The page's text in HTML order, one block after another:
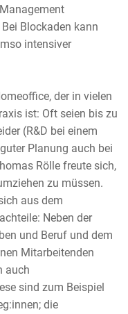
Blockaden kann
intensiver
der in vielen
ist: Oft seien bis zu
(R&D bei einem
Planung auch bei
Rölle freute sich,
zu müssen.
aus dem
Neben der
und Beruf und dem
Mitarbeitenden
auch
sind zum Beispiel
die